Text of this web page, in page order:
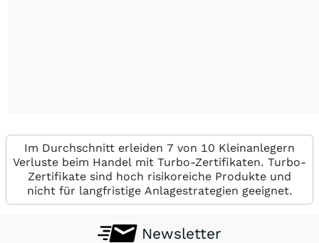
Im Durchschnitt erleiden 7 von 10 Kleinanlegern
Verluste beim Handel mit Turbo-Zertifikaten. Turbo-
Zertifikate sind hoch risikoreiche Produkte und
nicht für langfristige Anlagestrategien geeignet.
Newsletter